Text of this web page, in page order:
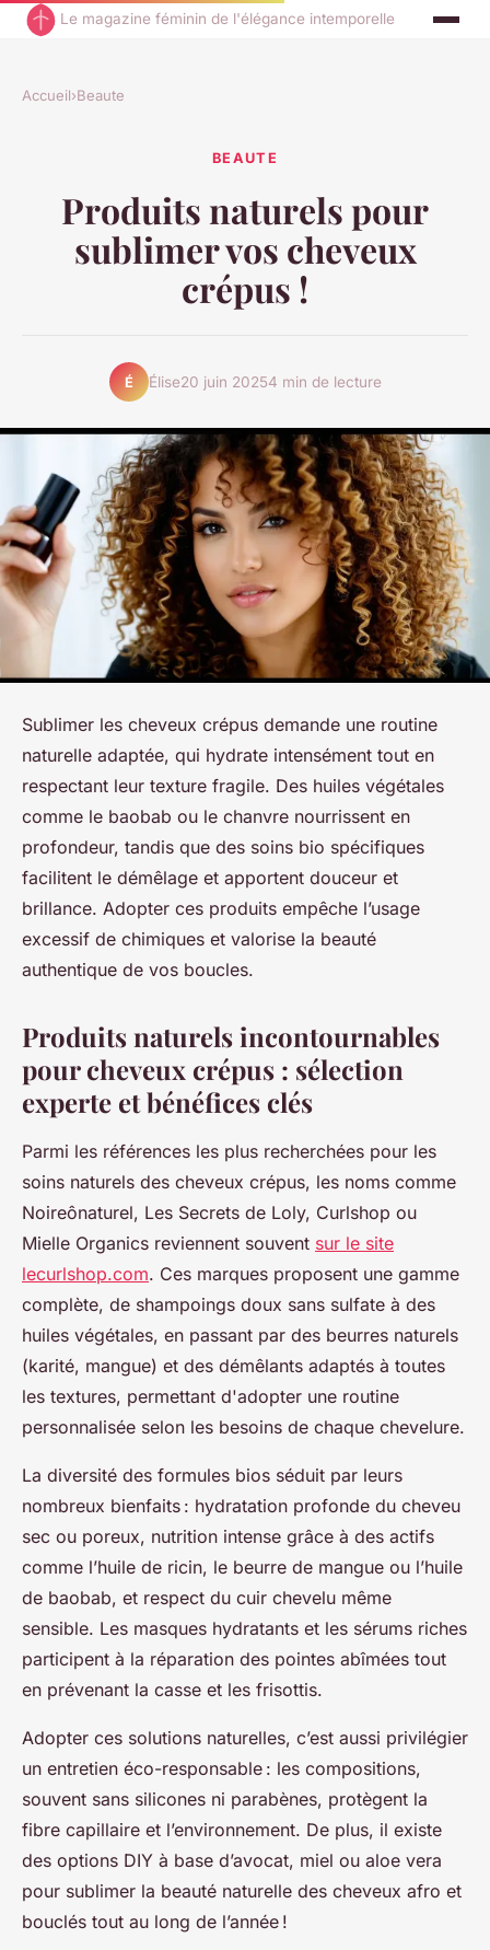
Le magazine féminin de l'élégance intemporelle
Accueil›Beaute
BEAUTE
Produits naturels pour
sublimer vos cheveux
crépus !
É Élise20 juin 20254 min de lecture
Sublimer les cheveux crépus demande une routine
naturelle adaptée, qui hydrate intensément tout en
respectant leur texture fragile. Des huiles végétales
comme le baobab ou le chanvre nourrissent en
profondeur, tandis que des soins bio spécifiques
facilitent le démêlage et apportent douceur et
brillance. Adopter ces produits empêche l’usage
excessif de chimiques et valorise la beauté
authentique de vos boucles.
Produits naturels incontournables
pour cheveux crépus : sélection
experte et bénéfices clés
Parmi les références les plus recherchées pour les
soins naturels des cheveux crépus, les noms comme
Noireônaturel, Les Secrets de Loly, Curlshop ou
Mielle Organics reviennent souvent sur le site
lecurlshop.com. Ces marques proposent une gamme
complète, de shampoings doux sans sulfate à des
huiles végétales, en passant par des beurres naturels
(karité, mangue) et des démêlants adaptés à toutes
les textures, permettant d'adopter une routine
personnalisée selon les besoins de chaque chevelure.
La diversité des formules bios séduit par leurs
nombreux bienfaits : hydratation profonde du cheveu
sec ou poreux, nutrition intense grâce à des actifs
comme l’huile de ricin, le beurre de mangue ou l’huile
de baobab, et respect du cuir chevelu même
sensible. Les masques hydratants et les sérums riches
participent à la réparation des pointes abîmées tout
en prévenant la casse et les frisottis.
Adopter ces solutions naturelles, c’est aussi privilégier
un entretien éco-responsable : les compositions,
souvent sans silicones ni parabènes, protègent la
fibre capillaire et l’environnement. De plus, il existe
des options DIY à base d’avocat, miel ou aloe vera
pour sublimer la beauté naturelle des cheveux afro et
bouclés tout au long de l’année !